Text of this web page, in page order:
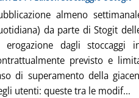
almeno
da parte di Stogit
erogazione dagli stoccaggi
previsto e
di superamento della
utenti: queste tra le modif...